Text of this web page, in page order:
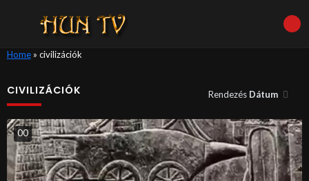
Home» civilizációk
CIVILIZÁCIÓK Rendezés Dátum
00